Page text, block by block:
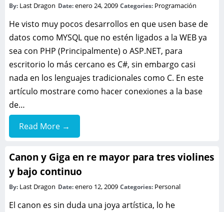
By: Last Dragon Date:enero 24, 2009 Categories: Programación
He visto muy pocos desarrollos en que usen base de
datos como MYSQL que no estén ligados a la WEB ya
sea con PHP (Principalmente) o ASP.NET, para
escritorio lo más cercano es C#, sin embargo casi
nada en los lenguajes tradicionales como C. En este
artículo mostrare como hacer conexiones a la base
de…
Read More →
Canon y Giga en re mayor para tres violines
y bajo continuo
By: Last Dragon Date:enero 12, 2009 Categories: Personal
El canon es sin duda una joya artística, lo he